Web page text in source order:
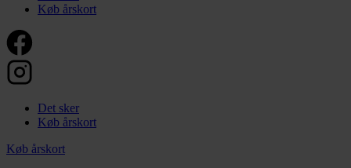
Køb årskort
Det sker
Køb årskort
Køb årskort